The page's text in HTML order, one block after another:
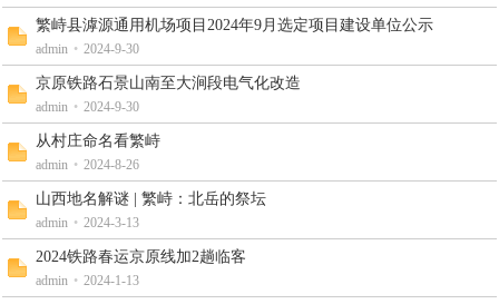
驿
繁峙县滹源通用机场项目2024年9月选定项目建设单位公示
admin • 2024-9-30
京原铁路石景山南至大涧段电气化改造
admin • 2024-9-30
从村庄命名看繁峙
admin • 2024-8-26
山西地名解谜 | 繁峙：北岳的祭坛
admin • 2024-3-13
2024铁路春运京原线加2趟临客
admin • 2024-1-13